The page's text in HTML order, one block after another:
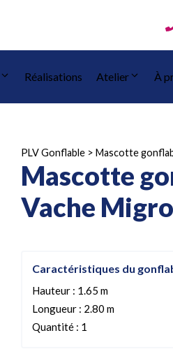
Réalisations Atelier À
PLV Gonflable > Mascotte
Mascotte
Vache
Caractéristiques du
Hauteur : 1.65 m
Longueur : 2.80 m
Quantité : 1